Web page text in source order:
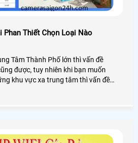
Phan Thiết Chọn Loại Nào
Tâm Thành Phố lớn thì vấn đề
được, tuy nhiên khi bạn muốn
khu vực xa trung tâm thì vấn đề